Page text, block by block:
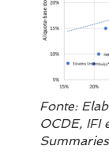
Fonte:
OCDE, IFI
Summaries